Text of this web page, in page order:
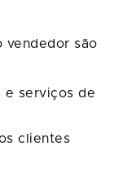
vendedor são
e serviços de
clientes